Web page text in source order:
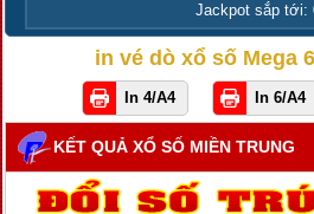
Jackpot sắp tới:
in vé dò xổ số Mega
In 4/A4 In 6/A4
KẾT QUẢ XỔ SỐ MIỀN TRUNG